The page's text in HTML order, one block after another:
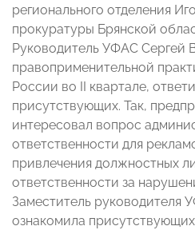
регионального отделения
прокуратуры Брянской
Руководитель УФАС Сергей
правоприменительной
России во II квартале,
присутствующих. Так,
интересовал вопрос
ответственности для
привлечения должностных
ответственности за
Заместитель руководителя
ознакомила